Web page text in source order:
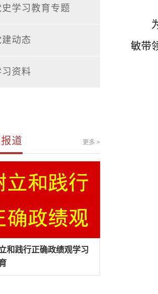
史学习教育专题
建动态
习资料
道 更多 >
和践行正确政绩观学习
敏带